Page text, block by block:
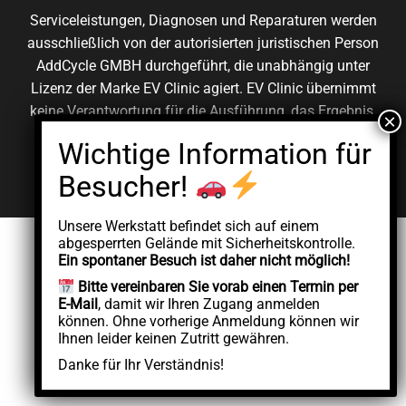
Serviceleistungen, Diagnosen und Reparaturen werden
ausschließlich von der autorisierten juristischen Person
AddCycle GMBH durchgeführt, die unabhängig unter
Lizenz der Marke EV Clinic agiert. EV Clinic übernimmt
keine Verantwortung für die Ausführung, das Ergebnis,
Schäden im Zusammenhang mit der erbrachten
Dienstleistung.
Unsere Werkstatt befindet sich auf einem
abgesperrten Gelände mit Sicherheitskontrolle.
Ein spontaner Besuch ist daher nicht möglich!
Bitte vereinbaren Sie vorab einen Termin per
E-Mail, damit wir Ihren Zugang anmelden
können. Ohne vorherige Anmeldung können wir
Ihnen leider keinen Zutritt gewähren.
Danke für Ihr Verständnis!